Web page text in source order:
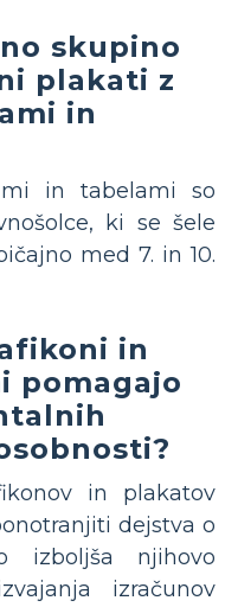
skupino
plakati z
in
in tabelami so
ki se šele
med 7. in 10.
in
pomagajo
in plakatov
dejstva o
izboljša njihovo
izračunov